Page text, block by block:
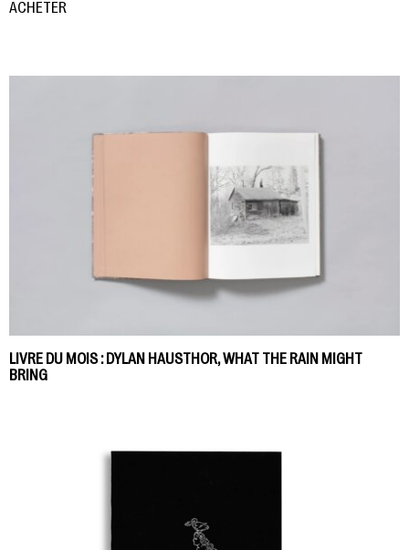
ACHETER
LIVRE DU MOIS : DYLAN HAUSTHOR, WHAT THE RAIN MIGHT
BRING